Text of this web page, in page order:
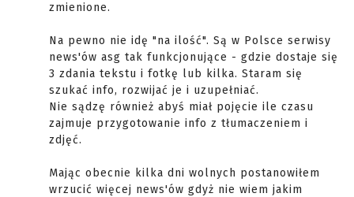
zmienione.
Na pewno nie idę "na ilość". Są w Polsce serwisy
news'ów asg tak funkcjonujące - gdzie dostaje się
3 zdania tekstu i fotkę lub kilka. Staram się
szukać info, rozwijać je i uzupełniać.
Nie sądzę również abyś miał pojęcie ile czasu
zajmuje przygotowanie info z tłumaczeniem i
zdjęć.
Mając obecnie kilka dni wolnych postanowiłem
wrzucić więcej news'ów gdyż nie wiem jakim